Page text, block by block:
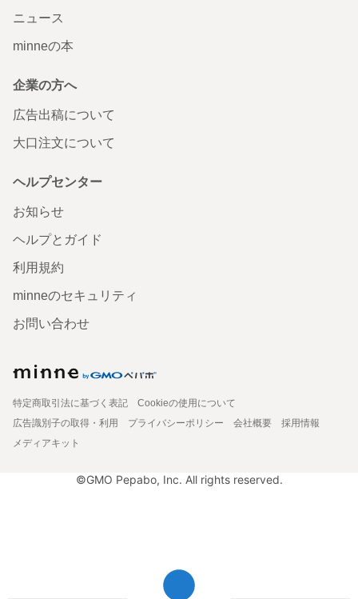
ニュース
minneの本
企業の方へ
広告出稿について
大口注文について
ヘルプセンター
お知らせ
ヘルプとガイド
利用規約
minneのセキュリティ
お問い合わせ
特定商取引法に基づく表記
Cookieの使用について
広告識別子の取得・利用
プライバシーポリシー 会社概要
採用情報
メディアキット
©GMO Pepabo, Inc. All rights reserved.